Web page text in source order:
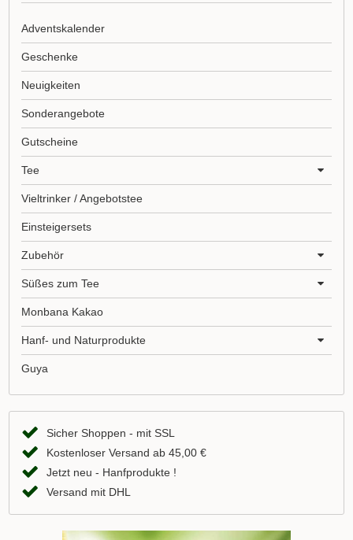
Adventskalender
Geschenke
Neuigkeiten
Sonderangebote
Gutscheine
Tee
Vieltrinker / Angebotstee
Einsteigersets
Zubehör
Süßes zum Tee
Monbana Kakao
Hanf- und Naturprodukte
Guya
Sicher Shoppen - mit SSL
Kostenloser Versand ab 45,00 €
Jetzt neu - Hanfprodukte !
Versand mit DHL